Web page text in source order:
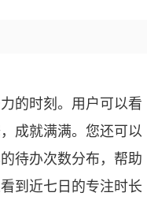
的时刻。用户可以看
成就满满。您还可以
待办次数分布，帮助
到近七日的专注时长